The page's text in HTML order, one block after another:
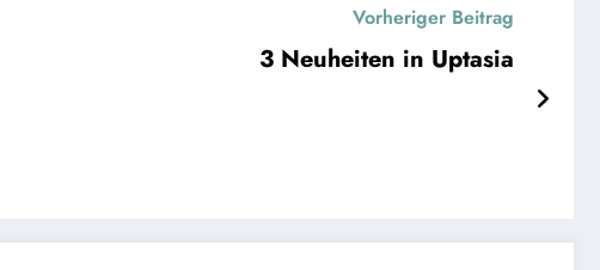
Vorheriger Beitrag
3 Neuheiten in Uptasia